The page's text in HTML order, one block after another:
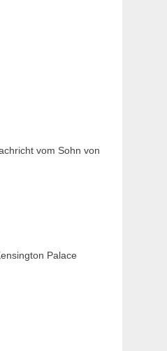
vom Sohn von
Palace